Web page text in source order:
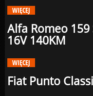
WIĘCEJ
Alfa Romeo
16V 140KM
WIĘCEJ
Fiat Punto